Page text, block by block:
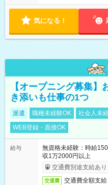
気になる！
【オープニング募集
き添いも仕事の1つ
派遣 職種未経験OK 社会人未
WEB登録・面接OK
給与
無資格未経験：時給
収1万2000円以上
交通費別途支給あり
交通費 交通費全額支給